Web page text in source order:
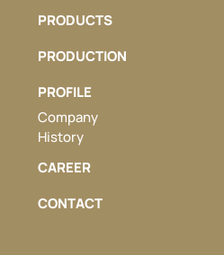
PRODUCTS
PRODUCTION
PROFILE
Company
History
CAREER
CONTACT